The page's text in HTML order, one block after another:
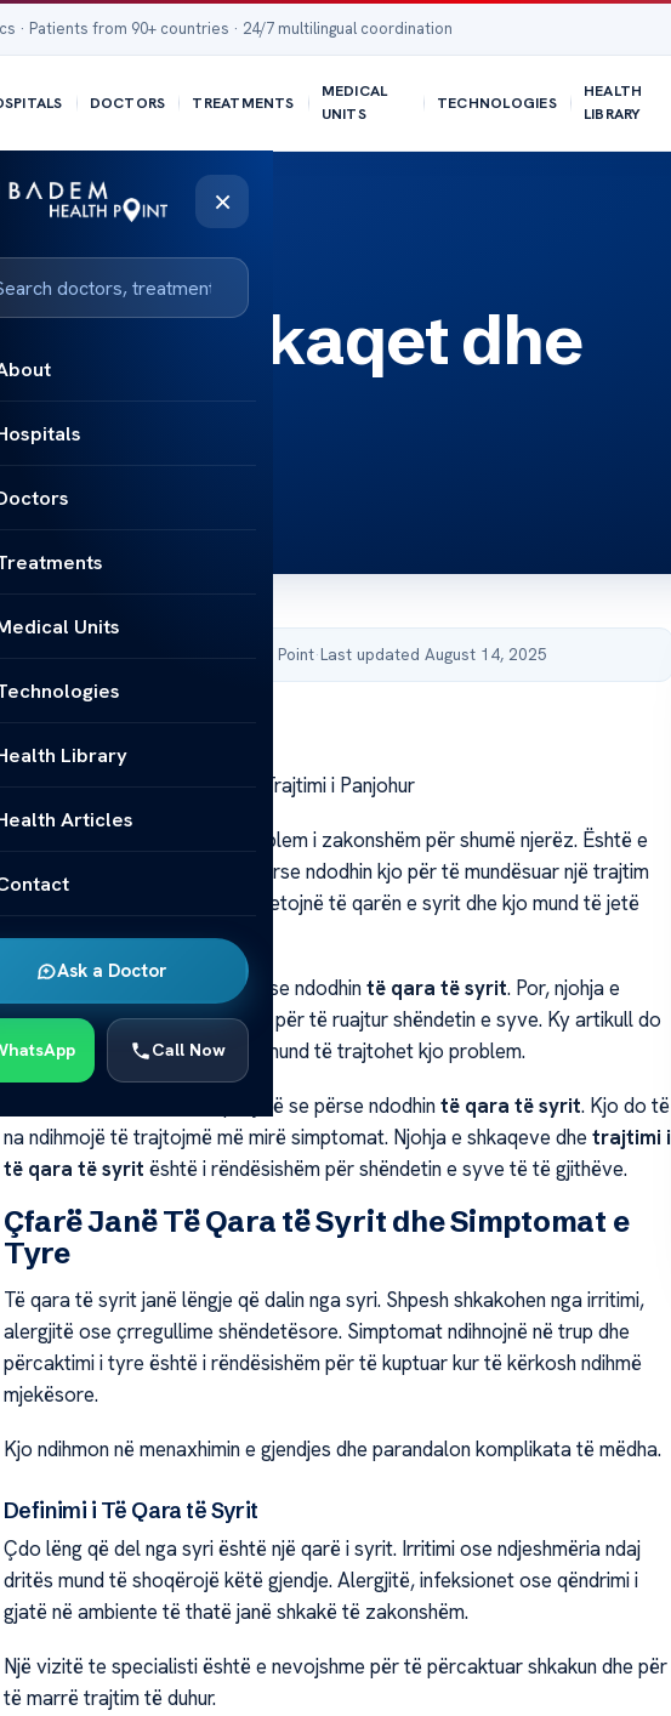
· Patients from 90+ countries · 24/7 multilingual coordination
DOCTORS TREATMENTS
MEDICAL
UNITS
TECHNOLOGIES
HEALTH
LIBRARY
×
Units
Library
Articles
Ask a Doctor
Call Now
Shkaqet dhe
Published by Acibadem Health Point·Last updated August 14, 2025
Të Qara të Syrit: Shkaqet dhe Trajtimi i Panjohur
është një problem i zakonshëm për shumë njerëz. Është e
rëndësishme të kuptojmë se përse ndodhin kjo për të mundësuar një trajtim
më efektiv. Shumë individë përjetojnë të qarën e syrit dhe kjo mund të jetë
shumë e dhimbshme.
Shumë njerëz nuk e dinë se përse ndodhintë qara të syrit. Por, njohja e
shkaqeve është e rëndësishme për të ruajtur shëndetin e syve. Ky artikull do
të flasë për shkaqet dhe se si mund të trajtohet kjo problem.
Është i rëndësishëm të kuptojmë se përse ndodhintë qara të syrit. Kjo do të
na ndihmojë të trajtojmë më mirë simptomat. Njohja e shkaqeve dhe trajtimi i
të qara të syrit është i rëndësishëm për shëndetin e syve të të gjithëve.
Çfarë Janë Të Qara të Syrit dhe Simptomat e
Tyre
Të qara të syrit janë lëngje që dalin nga syri. Shpesh shkakohen nga irritimi,
alergjitë ose çrregullime shëndetësore. Simptomat ndihnojnë në trup dhe
përcaktimi i tyre është i rëndësishëm për të kuptuar kur të kërkosh ndihmë
mjekësore.
Kjo ndihmon në menaxhimin e gjendjes dhe parandalon komplikata të mëdha.
Definimi i Të Qara të Syrit
Çdo lëng që del nga syri është një qarë i syrit. Irritimi ose ndjeshmëria ndaj
dritës mund të shoqërojë këtë gjendje. Alergjitë, infeksionet ose qëndrimi i
gjatë në ambiente të thatë janë shkakë të zakonshëm.
Një vizitë te specialisti është e nevojshme për të përcaktuar shkakun dhe për
të marrë trajtim të duhur.